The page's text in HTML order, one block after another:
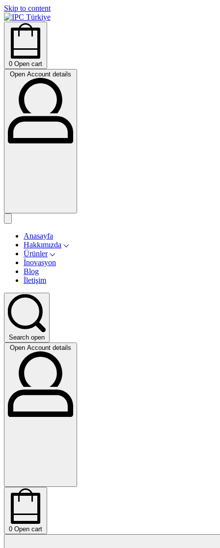
Skip to content
0 Open cart
Open Account details
Anasayfa
Hakkımızda
Ürünler
İnovasyon
Blog
İletişim
Search open
Open Account details
0 Open cart